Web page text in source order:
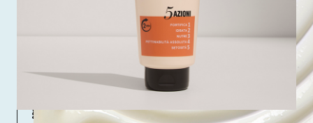
Super Nourishing Conditioner with 5 Actions brings new
vitality and healthiness to dry and brittle hair, for
professional results directly at home.
Size 350ML
ACQUISTA